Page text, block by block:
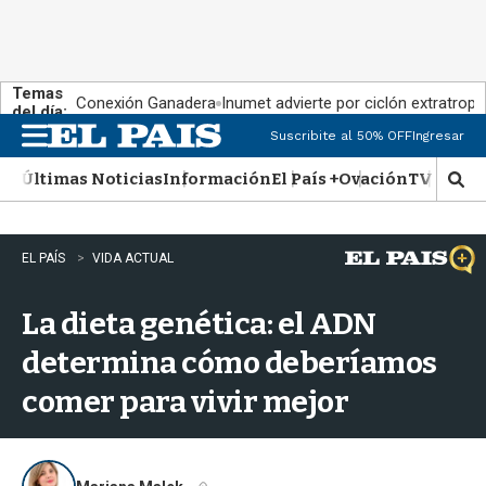
Temas
del día: Conexión Ganadera Inumet advierte por ciclón
n
u
Suscribite al 50% OFFIngresar
Últimas NoticiasInformaciónEl País +OvaciónTV Show
M
o
s
t
r
EL PAÍS VIDA ACTUAL
La dieta genética: el ADN
determina cómo deberíamos
comer para vivir mejor